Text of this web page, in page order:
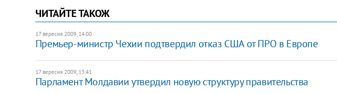
ЧИТАЙТЕ ТАКОЖ
17 вересня 2009, 14:00
Премьер-министр Чехии подтвердил отказ США от ПРО в Европе
17 вересня 2009, 13:41
Парламент Молдавии утвердил новую структуру правительства